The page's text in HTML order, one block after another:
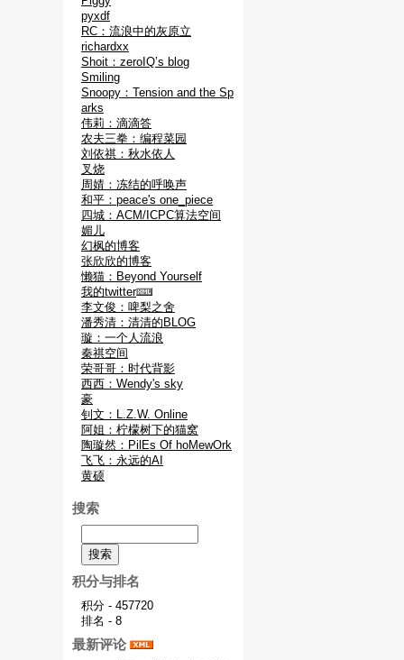
pyxdf
RC：流浪中的灰原立
richardxx
Shoit：zeroIQ’s blog
Smiling
Snoopy：Tension and the Sp
arks
伟莉：滴滴答
农夫三拳：编程菜园
刘依祺：秋水依人
叉烧
周婧：冻结的呼唤声
和平：peace's one_piece
四城：ACM/ICPC算法空间
媚儿
幻枫的博客
张欣欣的博客
懒猫：Beyond Yourself
我的twitter
李文俊：啤梨之舍
潘秀清：清清的BLOG
璇：一个人流浪
秦祺空间
荣哥哥：时代背影
西西：Wendy's sky
豪
钊文：L.Z.W. Online
阿姐：柠檬树下的猫窝
陶璇然：PilEs Of hoMewOrk
飞飞：永远的AI
黄硕
搜索
积分与排名
积分 - 457720
排名 - 8
最新评论